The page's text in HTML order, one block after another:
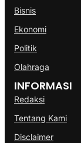
Bisnis
Ekonomi
Politik
Olahraga
INFORMASI
Redaksi
Tentang Kami
Disclaimer